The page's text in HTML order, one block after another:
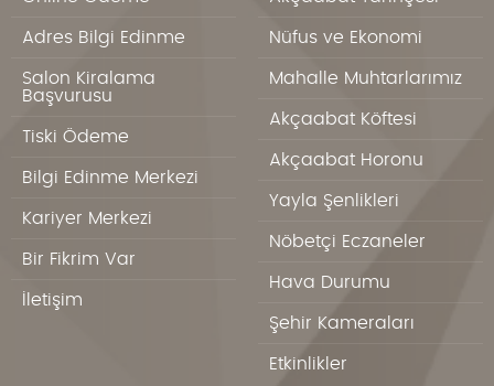
Adres Bilgi Edinme
Salon Kiralama
Başvurusu
Tiski Ödeme
Bilgi Edinme Merkezi
Kariyer Merkezi
Bir Fikrim Var
İletişim
Nüfus ve Ekonomi
Mahalle Muhtarlarımız
Akçaabat Köftesi
Akçaabat Horonu
Yayla Şenlikleri
Nöbetçi Eczaneler
Hava Durumu
Şehir Kameraları
Etkinlikler